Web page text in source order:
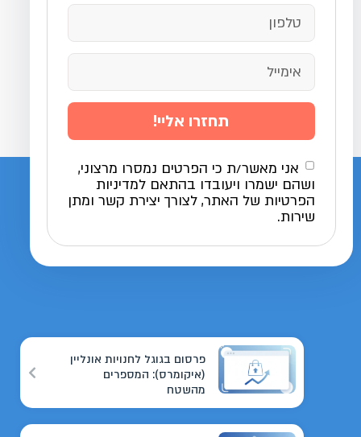
אני מאשר/ת כי הפרטים נמסרו מרצוני,
ושהם ישמרו ויעובדו בהתאם למדיניות
הפרטיות של האתר, לצורך יצירת קשר ומתן
שירות.
תחזרו אליי!
פרסום בגוגל לחנויות אונליין
(איקומרס): המספרים
מהשטח